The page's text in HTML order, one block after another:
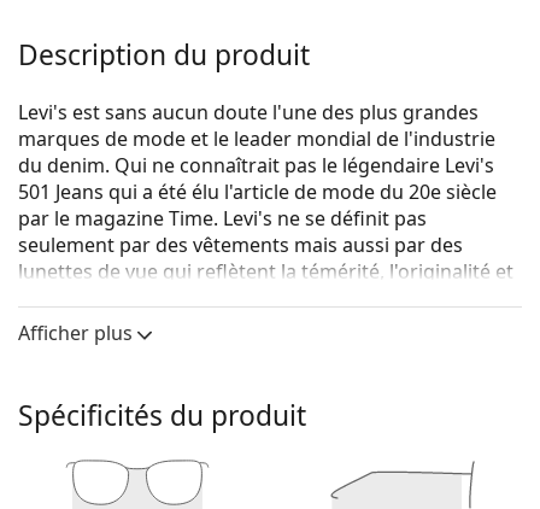
Description du produit
Levi's est sans aucun doute l'une des plus grandes
marques de mode et le leader mondial de l'industrie
du denim. Qui ne connaîtrait pas le légendaire Levi's
501 Jeans qui a été élu l'article de mode du 20e siècle
par le magazine Time. Levi's ne se définit pas
seulement par des vêtements mais aussi par des
lunettes de vue qui reflètent la témérité, l'originalité et
de lunettes de vue Levi's est unique et recherchée par
les vrais fans de mode.
femmes.
Voyez de quoi vous avez l'air avec ces lunettes grâce à
la fonction d'essai virtuel de Lentiamo.
Afficher plus
Spécificités du produit